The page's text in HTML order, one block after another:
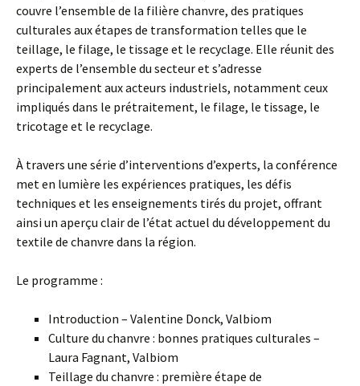
couvre l’ensemble de la filière chanvre, des pratiques
culturales aux étapes de transformation telles que le
teillage, le filage, le tissage et le recyclage. Elle réunit des
experts de l’ensemble du secteur et s’adresse
principalement aux acteurs industriels, notamment ceux
impliqués dans le prétraitement, le filage, le tissage, le
tricotage et le recyclage.
À travers une série d’interventions d’experts, la conférence
met en lumière les expériences pratiques, les défis
techniques et les enseignements tirés du projet, offrant
ainsi un aperçu clair de l’état actuel du développement du
textile de chanvre dans la région.
Le programme :
Introduction – Valentine Donck, Valbiom
Culture du chanvre : bonnes pratiques culturales –
Laura Fagnant, Valbiom
Teillage du chanvre : première étape de